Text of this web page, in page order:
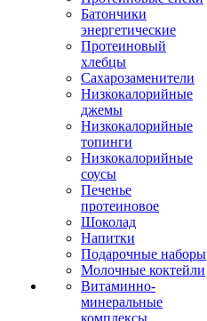
Батончики
энергетические
Протеиновый
хлебцы
Сахарозаменители
Низкокалорийные
джемы
Низкокалорийные
топинги
Низкокалорийные
соусы
Печенье
протеиновое
Шоколад
Напитки
Подарочные наборы
Молочные коктейли
Витаминно-
минеральные
комплексы